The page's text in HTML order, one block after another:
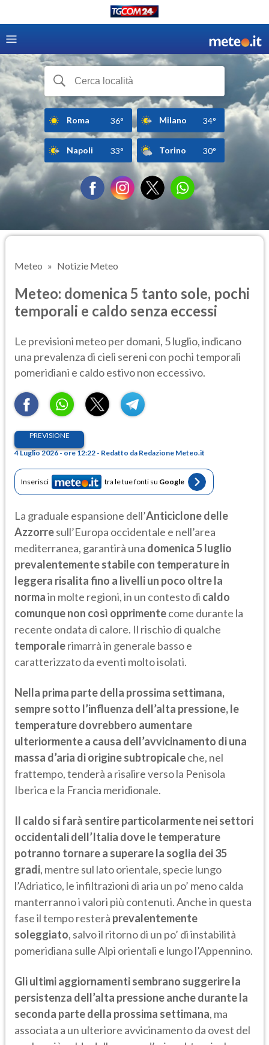
Roma 36° Milano 34°
Napoli 33° Torino 30°
Meteo Notizie Meteo
Meteo: domenica 5 tanto sole, pochi
temporali e caldo senza eccessi
Le previsioni meteo per domani, 5 luglio, indicano
una prevalenza di cieli sereni con pochi temporali
pomeridiani e caldo estivo non eccessivo.
PREVISIONE
4 Luglio 2026 - ore 12:22 - Redatto da Redazione Meteo.it
Inserisci tra le tue fonti su Google
La graduale espansione dell’Anticiclone delle
Azzorresull’Europa occidentale e nell’area
mediterranea, garantirà una domenica 5 luglio
prevalentemente stabile con temperature in
leggera risalita fino a livelli un poco oltre la
normain molte regioni, in un contesto di caldo
comunque non così opprimentecome durante la
recente ondata di calore. Il rischio di qualche
temporalerimarrà in generale basso e
caratterizzato da eventi molto isolati.
Nella prima parte della prossima settimana,
sempre sotto l’influenza dell’alta pressione, le
temperature dovrebbero aumentare
ulteriormente a causa dell’avvicinamento di una
massa d’aria di origine subtropicaleche, nel
frattempo, tenderà a risalire verso la Penisola
Iberica e la Francia meridionale.
Il caldo si farà sentire particolarmente nei settori
occidentali dell’Italia dove le temperature
potranno tornare a superare la soglia dei 35
gradi, mentre sul lato orientale, specie lungo
l’Adriatico, le infiltrazioni di aria un po’ meno calda
manterranno i valori più contenuti. Anche in questa
fase il tempo resterà prevalentemente
soleggiato, salvo il ritorno di un po’ di instabilità
pomeridiana sulle Alpi orientali e lungo l’Appennino.
Gli ultimi aggiornamenti sembrano suggerire la
persistenza dell’alta pressione anche durante la
seconda parte della prossima settimana, ma
associata a un ulteriore avvicinamento da ovest del